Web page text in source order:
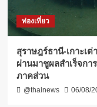
ท่องเที่ยว
สุราษฎร์ธานี-เกาะเ
ผ่านมาชูผลสำเร็จก
ภาคส่วน
@thainews 06/08/